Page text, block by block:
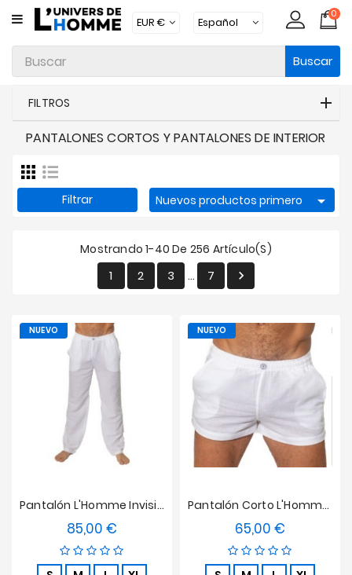
CATEGORÍA
Ropa
Interior
Ropa
Moda
Loungewear
Brands
Novedades
0
Buscar
FILTROS
PANTALONES CORTOS Y PANTALONES DE INTERIOR
Filtrar Nuevos productos primero 
Mostrando 1-40 De 256 Artículo(s)
1 2 3 … 7 
Pantalón L'Homme Invisible - Mykonos
85,00 €
NUEVO
Pantalón Corto L'Homme Invisible - Mykonos
65,00 €
NUEVO